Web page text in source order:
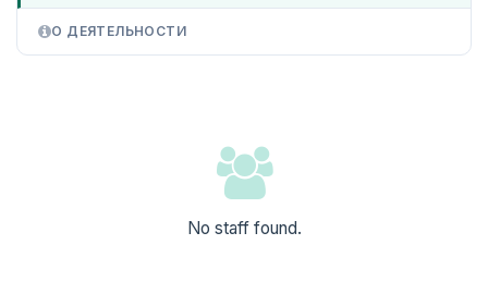
О ДЕЯТЕЛЬНОСТИ
No staff found.